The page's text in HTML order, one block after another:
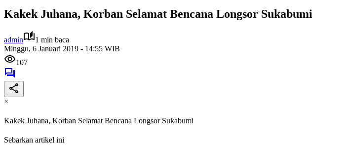
Kakek Juhana, Korban Selamat Bencana Longsor Sukabumi
admin
1 min baca
Minggu, 6 Januari 2019 - 14:55 WIB
107
×
Kakek Juhana, Korban Selamat Bencana Longsor Sukabumi
Sebarkan artikel ini